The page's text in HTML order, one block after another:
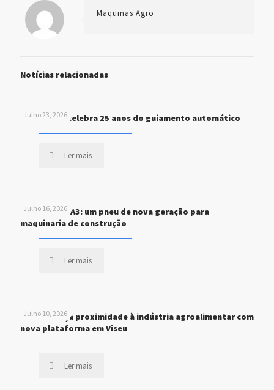
Maquinas Agro
Notícias relacionadas
Julho 23, 2026
John Deere celebra 25 anos do guiamento automático
Ler mais
Julho 16, 2026
MICHELIN XHA3: um pneu de nova geração para
maquinaria de construção
Ler mais
Julho 10, 2026
STEF reforça proximidade à indústria agroalimentar com
nova plataforma em Viseu
Ler mais